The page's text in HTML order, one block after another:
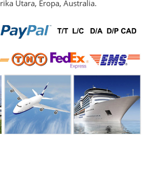
Utara, Eropa, Australia.